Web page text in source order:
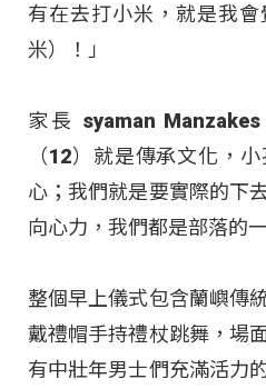
有在去打小米，就是我
米）！」
家長 syaman
（12）就是傳承文化，
心；我們就是要實際的下
向心力，我們都是部落的一
整個早上儀式包含蘭嶼傳
戴禮帽手持禮杖跳舞，場
有中壯年男士們充滿活力